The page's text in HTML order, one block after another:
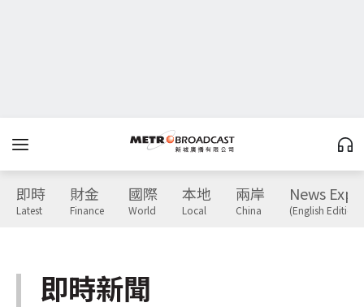
即時
Latest
財金
Finance
國際
World
本地
Local
兩岸
China
News
(English Edition)
即時新聞